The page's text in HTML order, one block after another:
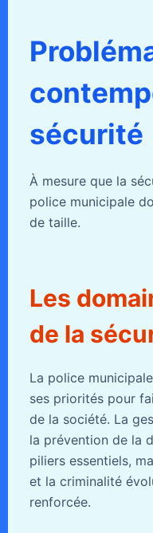
sécurité
À mesure que la
police municipale
de taille.
Les
de la
La police
ses priorités pour
de la société. La
la prévention de la
piliers essentiels,
et la criminalité
renforcée.